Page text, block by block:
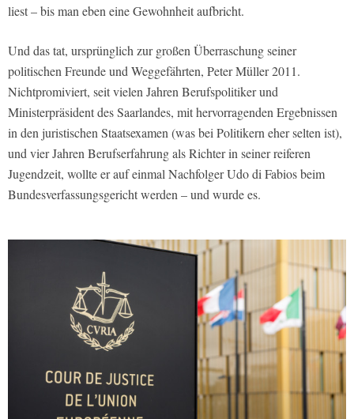
liest – bis man eben eine Gewohnheit aufbricht.
Und das tat, ursprünglich zur großen Überraschung seiner
politischen Freunde und Weggefährten, Peter Müller 2011.
Nichtpromiviert, seit vielen Jahren Berufspolitiker und
Ministerpräsident des Saarlandes, mit hervorragenden Ergebnissen
in den juristischen Staatsexamen (was bei Politikern eher selten ist),
und vier Jahren Berufserfahrung als Richter in seiner reiferen
Jugendzeit, wollte er auf einmal Nachfolger Udo di Fabios beim
Bundesverfassungsgericht werden – und wurde es.